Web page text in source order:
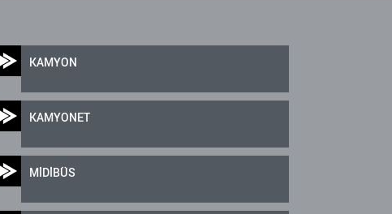
KAMYON
KAMYONET
MİDİBÜS